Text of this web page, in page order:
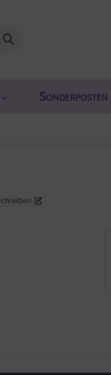
Sonderposten